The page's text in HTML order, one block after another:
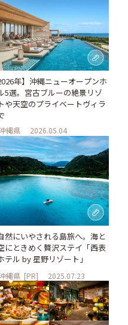
年】沖縄ニューオープンホ
5選。宮古ブルーの絶景リゾ
や天空のプライベートヴィラ
縄県 2026.05.04
然にいやされる島旅へ。海と
にときめく贅沢ステイ「西表
テル by 星野リゾート」
縄県 [PR] 2025.07.23